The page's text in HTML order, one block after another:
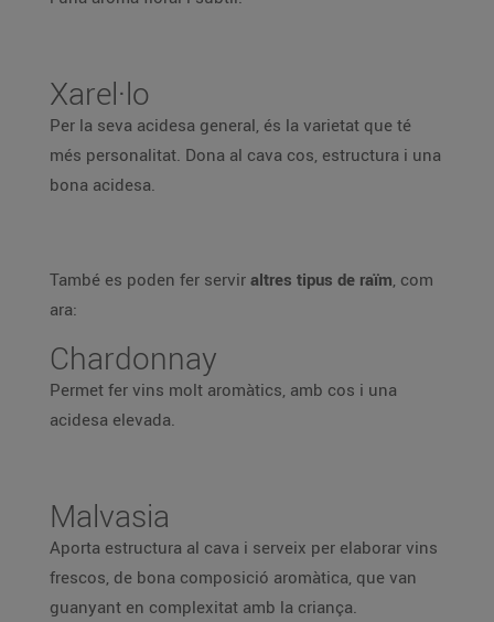
Xarel·lo
Per la seva acidesa general, és la varietat que té
més personalitat. Dona al cava cos, estructura i una
bona acidesa.
També es poden fer servir altres tipus de raïm, com
ara:
Chardonnay
Permet fer vins molt aromàtics, amb cos i una
acidesa elevada.
Malvasia
Aporta estructura al cava i serveix per elaborar vins
frescos, de bona composició aromàtica, que van
guanyant en complexitat amb la criança.